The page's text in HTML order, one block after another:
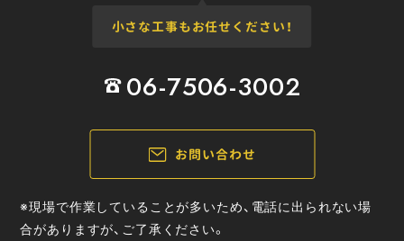
小さな工事もお任せください！
06-7506-3002
お問い合わせ
※現場で作業していることが多いため、電話に出られない場
合がありますが、ご了承ください。